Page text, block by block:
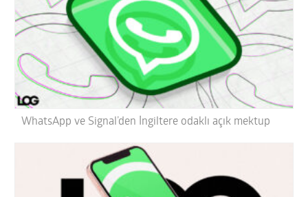
WhatsApp ve Signal’den İngiltere odaklı açık mektup